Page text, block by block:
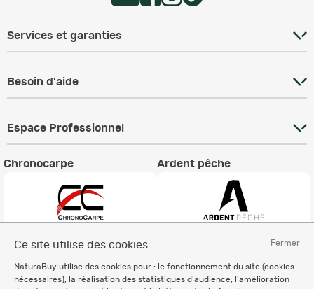
Fermer
Ce site utilise des cookies
NaturaBuy utilise des cookies pour : le fonctionnement du site (cookies
nécessaires), la réalisation des statistiques d'audience, l'amélioration
Services et garanties
Besoin d'aide
Espace Professionnel
Chronocarpe Ardent pêche
Charte éthique